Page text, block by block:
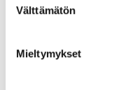
valinta
Välttämätön
Mieltymykset
myös
ennakoinnissa ja